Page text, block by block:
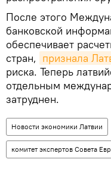
После этого
банковской
обеспечивает
стран, признала
риска. Теперь
отдельным
затруднен.
Новости экономики Латвии